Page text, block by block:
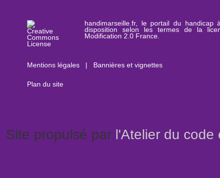
handimarseille.fr, le portail du handicap
disposition selon les termes de la
Modification 2.0 France.
Mentions légales Bannières et vignettes
Plan du site
Site propulsé par l'Atelier du